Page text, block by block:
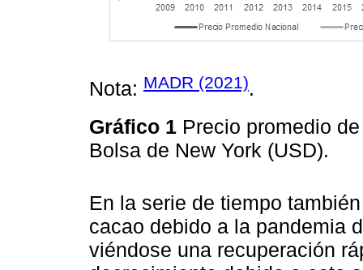
Nota: MADR (2021).
Gráfico 1 Precio promedio
Bolsa de New York (USD).
En la serie de tiempo
cacao debido a la pandemia
viéndose una recuperación